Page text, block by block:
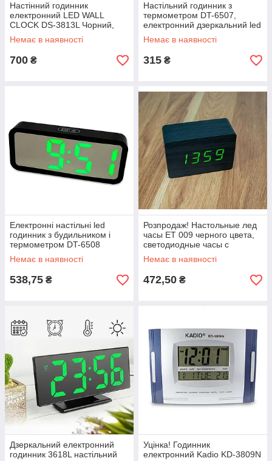
Настінний годинник
електронний LED WALL
CLOCK DS-3813L Чорний,
круглий годинник з датою і
градусником на кухню
Немає в наявності
700 ₴
Настільний годинник з
термометром DT-6507,
електронний дзеркальний led
годинник з будильником,
настільний годинник
Немає в наявності
315 ₴
Електронні настільні led
годинник з будильником і
термометром DT-6508
електронний годинник
настільний
Немає в наявності
538,75 ₴
Розпродаж! Настольные лед
часы ET 009 черного цвета,
светодиодные часы с
термометром
Немає в наявності
472,50 ₴
Дзеркальний електронний
годинник 3618L настільний
Уцінка! Годинник
електронний Kadio KD-3809N